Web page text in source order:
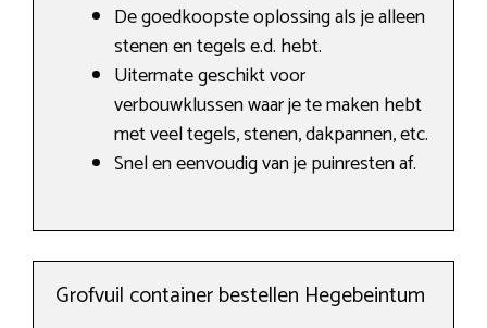
De goedkoopste oplossing als je alleen
stenen en tegels e.d. hebt.
Uitermate geschikt voor
verbouwklussen waar je te maken hebt
met veel tegels, stenen, dakpannen, etc.
Snel en eenvoudig van je puinresten af.
Grofvuil container bestellen Hegebeintum